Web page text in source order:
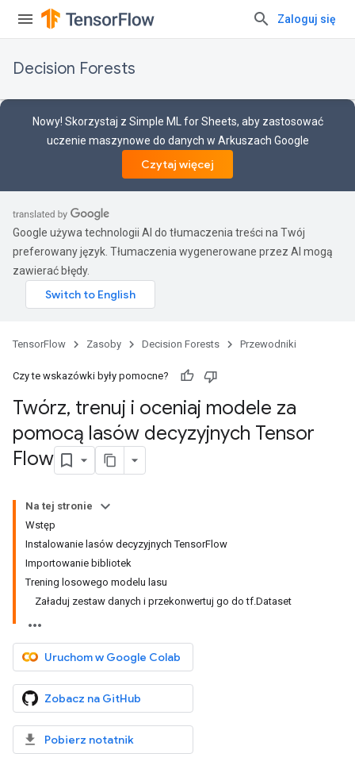
Zaloguj się
Decision Forests
Nowy! Skorzystaj z Simple ML for Sheets, aby zastosować
uczenie maszynowe do danych w Arkuszach Google
Czytaj więcej
Google używa technologii AI do tłumaczenia treści na Twój
preferowany język. Tłumaczenia wygenerowane przez AI mogą
zawierać błędy.
TensorFlow Zasoby Decision Forests Przewodniki
Czy te wskazówki były pomocne?
Twórz, trenuj i oceniaj modele za
pomocą lasów decyzyjnych Tensor
Flow
Na tej stronie
Wstęp
Instalowanie lasów decyzyjnych TensorFlow
Importowanie bibliotek
Trening losowego modelu lasu
Załaduj zestaw danych i przekonwertuj go do tf.Dataset
Uruchom w Google Colab
Zobacz na GitHub
Pobierz notatnik